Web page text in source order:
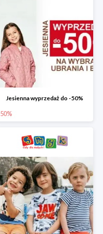
Jesienna wyprzedaż do -50%
50%